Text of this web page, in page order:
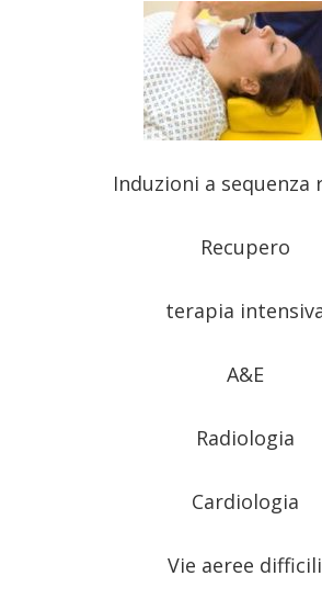
Induzioni a sequenza
Recupero
terapia
A&E
Radiologia
Cardiologia
Vie aeree difficili